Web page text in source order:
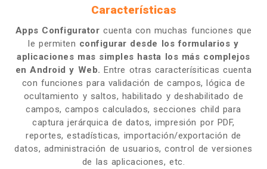
Características
Apps Configuratorcuenta con muchas funciones que
le permiten configurar desde los formularios y
aplicaciones mas simples hasta los más complejos
en Android y Web. Entre otras caracterísiticas cuenta
con funciones para validación de campos, lógica de
ocultamiento y saltos, habilitado y deshabilitado de
campos, campos calculados, secciones child para
captura jerárquica de datos, impresión por PDF,
reportes, estadísticas, importación/exportación de
datos, administración de usuarios, control de versiones
de las aplicaciones, etc.